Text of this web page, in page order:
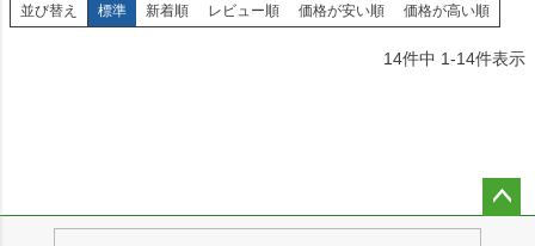
並び替え 標準 新着順 レビュー順 価格が安い順 価格が高い順
14件中 1-14件表示